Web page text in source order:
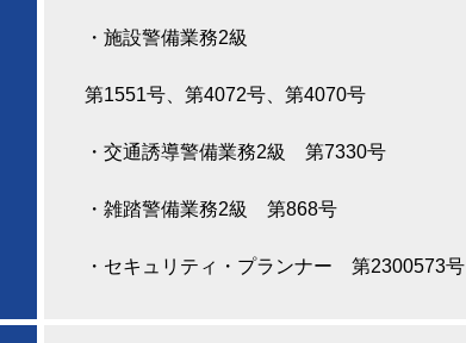
・施設警備業務2級
第1551号、第4072号、第4070号
・交通誘導警備業務2級 第7330号
・雑踏警備業務2級 第868号
・ セキュリティ・プランナー 第2300573号